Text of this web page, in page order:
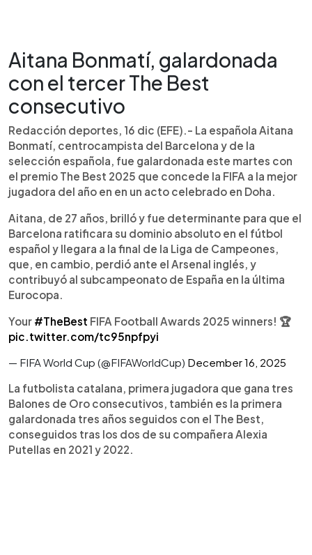
Aitana Bonmatí, galardonada
con el tercer The Best
consecutivo
Redacción deportes, 16 dic (EFE).- La española Aitana
Bonmatí, centrocampista del Barcelona y de la
selección española, fue galardonada este martes con
el premio The Best 2025 que concede la FIFA a la mejor
jugadora del año en en un acto celebrado en Doha.
Aitana, de 27 años, brilló y fue determinante para que el
Barcelona ratificara su dominio absoluto en el fútbol
español y llegara a la final de la Liga de Campeones,
que, en cambio, perdió ante el Arsenal inglés, y
contribuyó al subcampeonato de España en la última
Eurocopa.
Your #TheBest FIFA Football Awards 2025 winners! 🏆
pic.twitter.com/tc95npfpyi
— FIFA World Cup (@FIFAWorldCup) December 16, 2025
La futbolista catalana, primera jugadora que gana tres
Balones de Oro consecutivos, también es la primera
galardonada tres años seguidos con el The Best,
conseguidos tras los dos de su compañera Alexia
Putellas en 2021 y 2022.